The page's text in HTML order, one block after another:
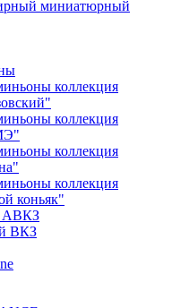
миниатюрный
коллекция
коллекция
коллекция
коллекция
коньяк"
АВКЗ
ВКЗ